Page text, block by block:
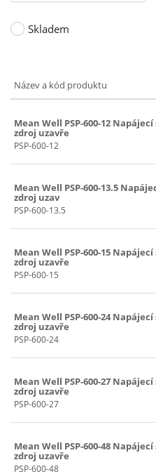
27V (9)
48V (10)
54V (1)
Skladem
Název a kód produktu
Mean Well PSP-600-12
zdroj uzavře
PSP-600-12
Mean Well PSP-600-13.5
zdroj uzav
PSP-600-13.5
Mean Well PSP-600-15
zdroj uzavře
PSP-600-15
Mean Well PSP-600-24
zdroj uzavře
PSP-600-24
Mean Well PSP-600-27
zdroj uzavře
PSP-600-27
Mean Well PSP-600-48
zdroj uzavře
PSP-600-48